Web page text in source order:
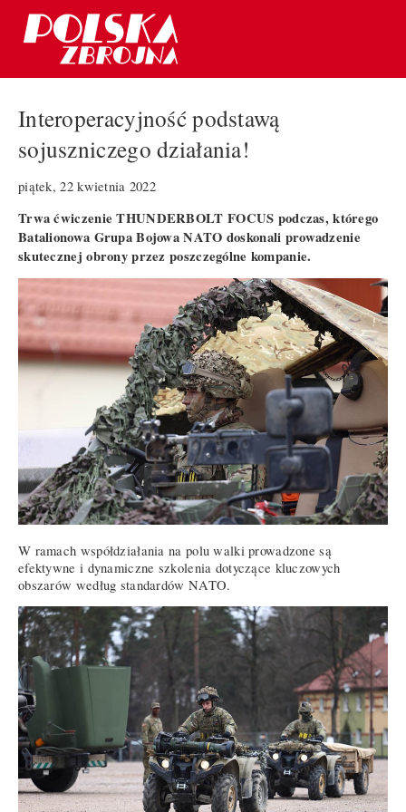
Interoperacyjność podstawą
sojuszniczego działania!
piątek, 22 kwietnia 2022
Trwa ćwiczenie THUNDERBOLT FOCUS podczas, którego
Batalionowa Grupa Bojowa NATO doskonali prowadzenie
skutecznej obrony przez poszczególne kompanie.
W ramach współdziałania na polu walki prowadzone są
efektywne i dynamiczne szkolenia dotyczące kluczowych
obszarów według standardów NATO.